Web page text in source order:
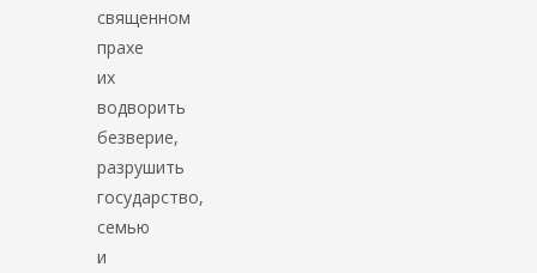
священном
прахе
их
водворить
безверие,
разрушить
государство,
семью
и